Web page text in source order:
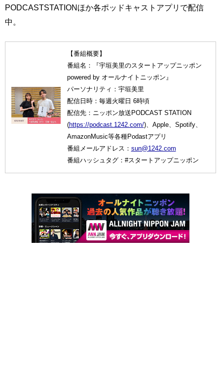
PODCASTSTATIONほか各ポッドキャストアプリで配信
中。
【番組概要】
番組名：『宇垣美里のスタートアップニッポン
powered by オールナイトニッポン』
パーソナリティ：宇垣美里
配信日時：毎週火曜日 6時頃
配信先：ニッポン放送PODCAST STATION
(https://podcast.1242.com/)、Apple、Spotify、
AmazonMusic等各種Podastアプリ
番組メールアドレス： sun@1242.com
番組ハッシュタグ：#スタートアップニッポン